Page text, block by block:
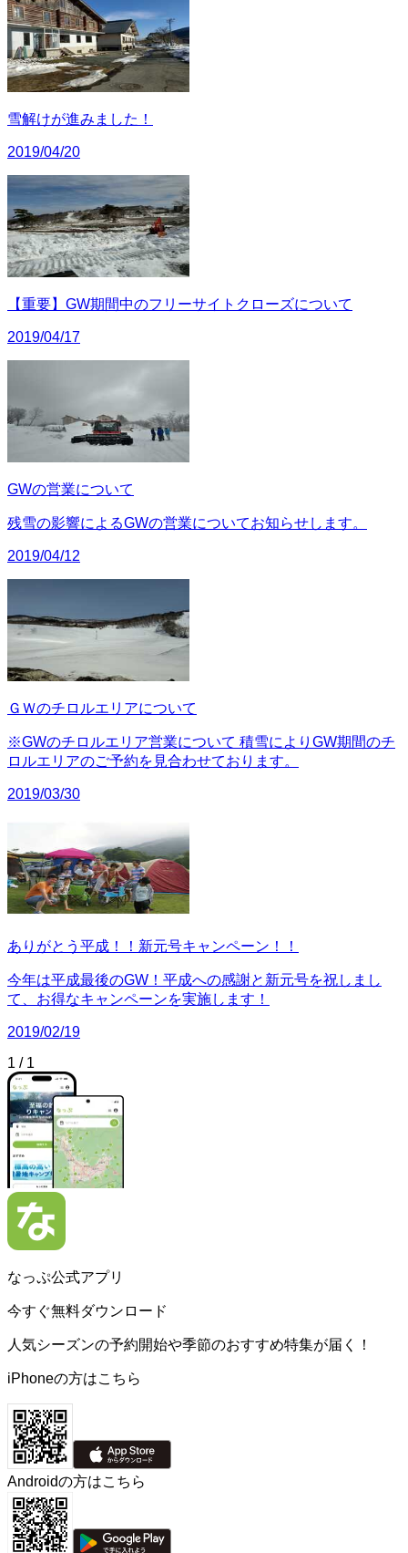
雪解けが進みました！
2019/04/20
【重要】GW期間中のフリーサイトクローズについて
2019/04/17
GWの営業について
残雪の影響によるGWの営業についてお知らせします。
2019/04/12
ＧＷのチロルエリアについて
※GWのチロルエリア営業について 積雪によりGW期間のチ
ロルエリアのご予約を見合わせております。
2019/03/30
ありがとう平成！！新元号キャンペーン！！
今年は平成最後のGW！平成への感謝と新元号を祝しまし
て、お得なキャンペーンを実施します！
2019/02/19
1 / 1
なっぷ公式アプリ
今すぐ無料ダウンロード
人気シーズンの予約開始や季節のおすすめ特集が届く！
iPhoneの方はこちら
Androidの方はこちら